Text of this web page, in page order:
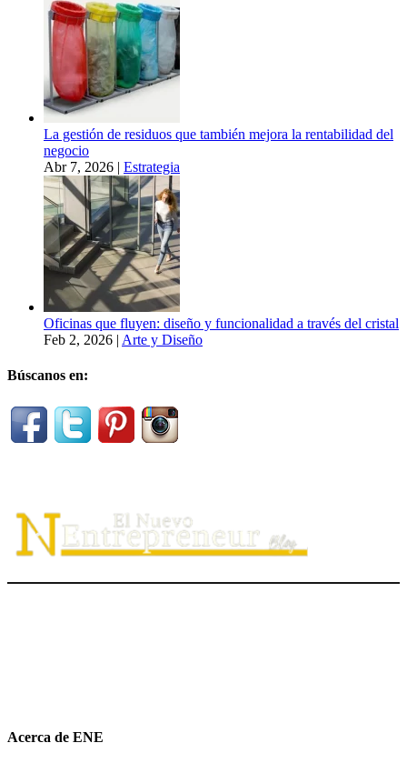
La gestión de residuos que también mejora la rentabilidad del
negocio
Abr 7, 2026 | Estrategia
Oficinas que fluyen: diseño y funcionalidad a través del cristal
Feb 2, 2026 | Arte y Diseño
Búscanos en:
Acerca de ENE